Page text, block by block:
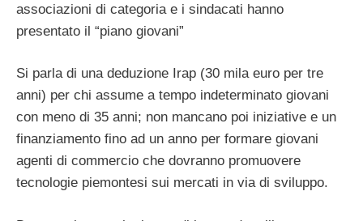
associazioni di categoria e i sindacati hanno
presentato il “piano giovani”
Si parla di una deduzione Irap (30 mila euro per tre
anni) per chi assume a tempo indeterminato giovani
con meno di 35 anni; non mancano poi iniziative e un
finanziamento fino ad un anno per formare giovani
agenti di commercio che dovranno promuovere
tecnologie piemontesi sui mercati in via di sviluppo.